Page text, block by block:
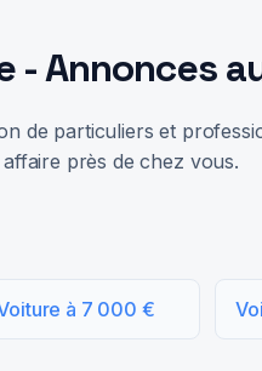
- Annonces
de particuliers et
près de chez vous.
à 7 000 €